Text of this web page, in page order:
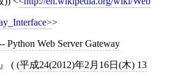
>
Python Web Server Gateway
( (平成24(2012)年2月16日(木) 13